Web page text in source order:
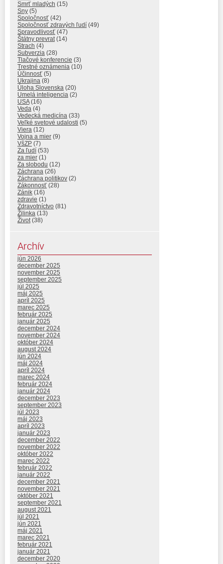
Smrť mladých (15)
Sny (5)
Spoločnosť (42)
Spoločnosť zdravých ľudí (49)
Spravodlivosť (47)
Štátny prevrat (14)
Strach (4)
Subverzia (28)
Tlačové konferencie (3)
Trestné oznámenia (10)
Účinnosť (5)
Ukrajina (8)
Úloha Slovenska (20)
Umelá inteligencia (2)
USA(16)
Veda (4)
Vedecká medicína (33)
Veľké svetové udalosti (5)
Viera (12)
Vojna a mier (9)
VšZP (7)
Za ľudí (53)
za mier (1)
Za slobodu (12)
Záchrana (26)
Záchrana politikov (2)
Zákonnosť (28)
Zánik (16)
zdravie (1)
Zdravotníctvo (81)
Žilinka (13)
Život (38)
Archív
jún 2026
december 2025
november 2025
september 2025
júl 2025
máj 2025
apríl 2025
marec 2025
február 2025
január 2025
december 2024
november 2024
október 2024
august 2024
jún 2024
máj 2024
apríl 2024
marec 2024
február 2024
január 2024
december 2023
september 2023
júl 2023
máj 2023
apríl 2023
január 2023
december 2022
november 2022
október 2022
marec 2022
február 2022
január 2022
december 2021
november 2021
október 2021
september 2021
august 2021
júl 2021
jún 2021
máj 2021
marec 2021
február 2021
január 2021
december 2020